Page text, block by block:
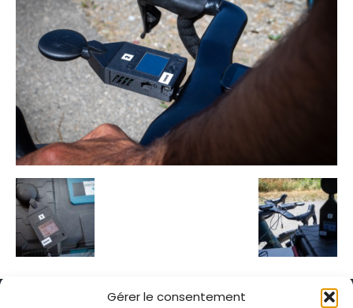
Gérer le consentement